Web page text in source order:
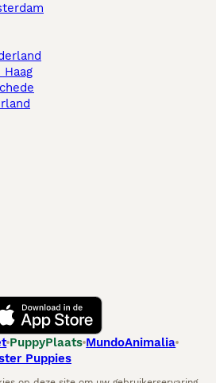
PuppyPlaats MundoAnimalia
Puppies